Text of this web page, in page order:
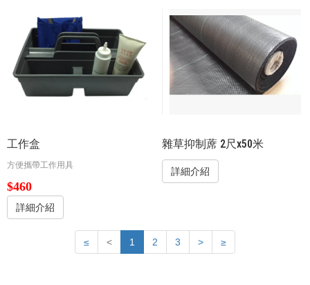
工作盒
方便攜帶工作用具
$460
詳細介紹
雜草抑制蓆 2尺x50米
詳細介紹
≤ < 1 2 3 > ≥